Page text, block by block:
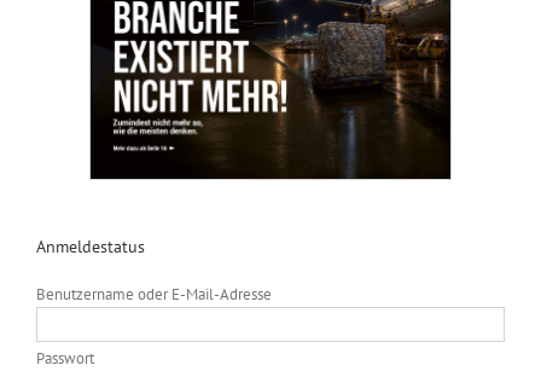
Anmeldestatus
Benutzername oder E-Mail-Adresse
Passwort